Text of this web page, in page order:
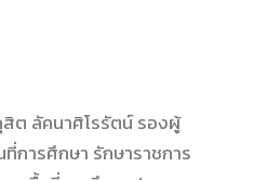
ต ลัคนาศิโรรัตน์ รองผู้
การศึกษา รักษาราชการ